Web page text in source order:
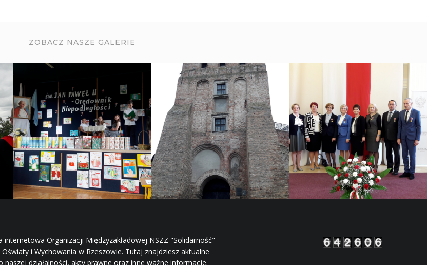
ZOBACZ NASZE GALERIE
internetowa Organizacji Międzyzakładowej NSZZ "Solidarność"
i Wychowania w Rzeszowie. Tutaj znajdziesz aktualne
naszej działalności, akty prawne oraz inne ważne informacje.